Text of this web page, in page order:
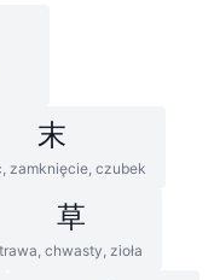
末
zamknięcie, czubek
草
trawa, chwasty, zioła